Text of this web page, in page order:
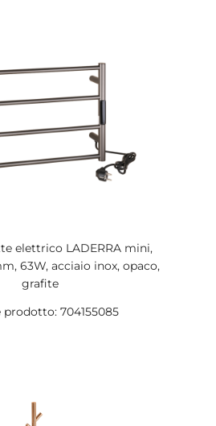
elettrico LADERRA mini,
63W, acciaio inox, opaco,
grafite
prodotto: 704155085